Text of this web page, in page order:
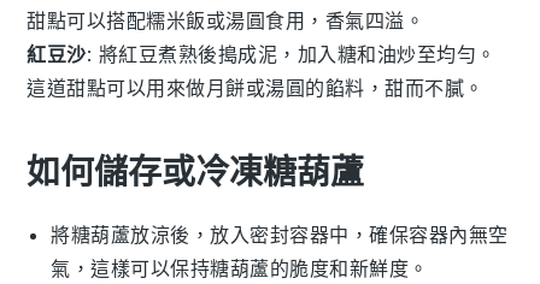
甜點可以搭配糯米飯或湯圓食用，香氣四溢。
紅豆沙: 將紅豆煮熟後搗成泥，加入糖和油炒至均勻。
這道甜點可以用來做月餅或湯圓的餡料，甜而不膩。
如何儲存或冷凍糖葫蘆
將糖葫蘆放涼後，放入密封容器中，確保容器內無空
氣，這樣可以保持糖葫蘆的脆度和新鮮度。